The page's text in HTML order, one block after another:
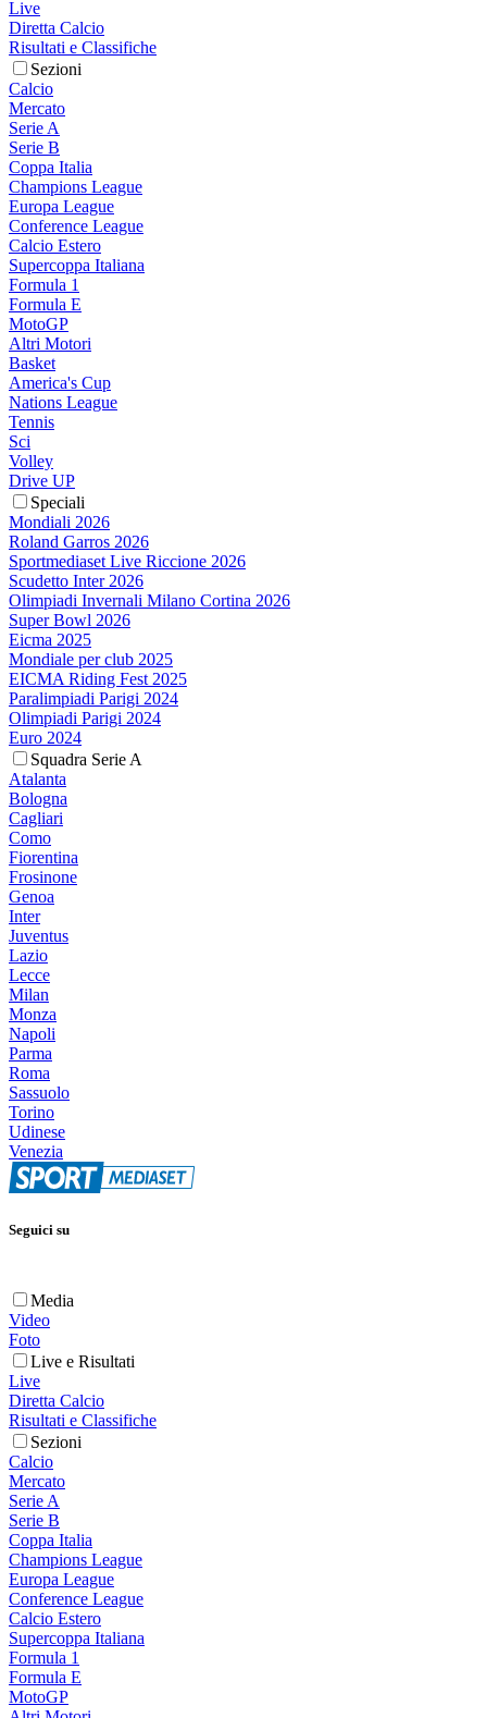
Live
Diretta Calcio
Risultati e Classifiche
Sezioni
Calcio
Mercato
Serie A
Serie B
Coppa Italia
Champions League
Europa League
Conference League
Calcio Estero
Supercoppa Italiana
Formula 1
Formula E
MotoGP
Altri Motori
Basket
America's Cup
Nations League
Tennis
Sci
Volley
Drive UP
Speciali
Mondiali 2026
Roland Garros 2026
Sportmediaset Live Riccione 2026
Scudetto Inter 2026
Olimpiadi Invernali Milano Cortina 2026
Super Bowl 2026
Eicma 2025
Mondiale per club 2025
EICMA Riding Fest 2025
Paralimpiadi Parigi 2024
Olimpiadi Parigi 2024
Euro 2024
Squadra Serie A
Atalanta
Bologna
Cagliari
Como
Fiorentina
Frosinone
Genoa
Inter
Juventus
Lazio
Lecce
Milan
Monza
Napoli
Parma
Roma
Sassuolo
Torino
Udinese
Venezia
Seguici su
Media
Video
Foto
Live e Risultati
Live
Diretta Calcio
Risultati e Classifiche
Sezioni
Calcio
Mercato
Serie A
Serie B
Coppa Italia
Champions League
Europa League
Conference League
Calcio Estero
Supercoppa Italiana
Formula 1
Formula E
MotoGP